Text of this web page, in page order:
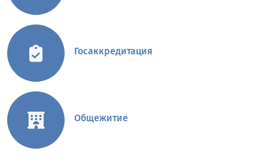
Госаккредитация
Общежитие